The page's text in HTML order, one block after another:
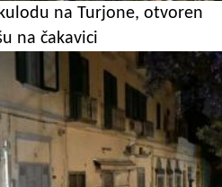
na Turjone, otvoren
na čakavici